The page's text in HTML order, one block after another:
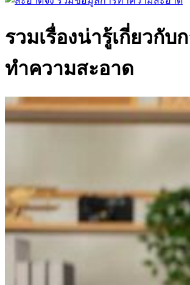
รวมเรื่องน่ารู้เกี่ยวกับ
ทำความสะอาด